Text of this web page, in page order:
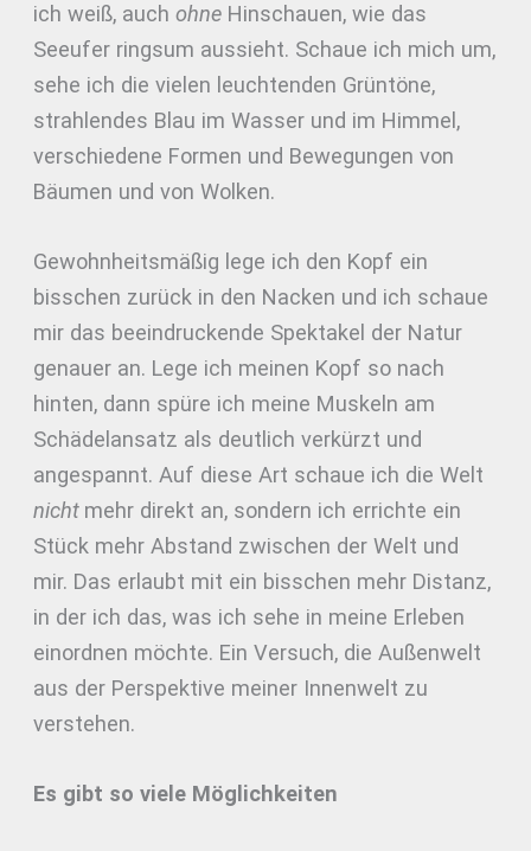
ich weiß, auchohne Hinschauen, wie das
Seeufer ringsum aussieht. Schaue ich mich um,
sehe ich die vielen leuchtenden Grüntöne,
strahlendes Blau im Wasser und im Himmel,
verschiedene Formen und Bewegungen von
Bäumen und von Wolken.
Gewohnheitsmäßig lege ich den Kopf ein
bisschen zurück in den Nacken und ich schaue
mir das beeindruckende Spektakel der Natur
genauer an. Lege ich meinen Kopf so nach
hinten, dann spüre ich meine Muskeln am
Schädelansatz als deutlich verkürzt und
angespannt. Auf diese Art schaue ich die Welt
nicht mehr direkt an, sondern ich errichte ein
Stück mehr Abstand zwischen der Welt und
mir. Das erlaubt mit ein bisschen mehr Distanz,
in der ich das, was ich sehe in meine Erleben
einordnen möchte. Ein Versuch, die Außenwelt
aus der Perspektive meiner Innenwelt zu
verstehen.
Es gibt so viele Möglichkeiten